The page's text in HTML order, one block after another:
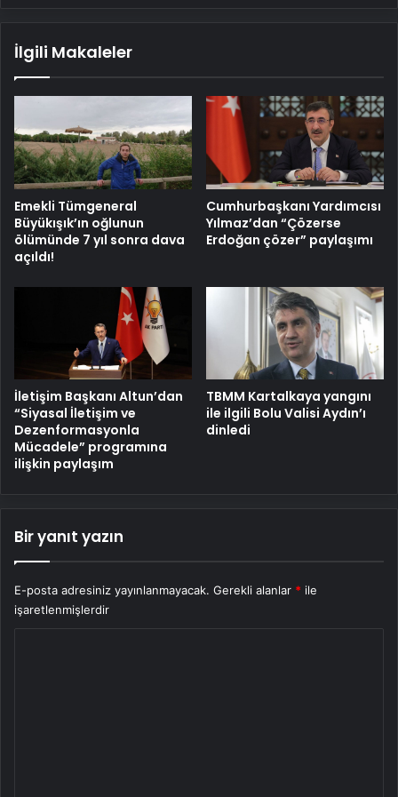
İlgili Makaleler
Emekli Tümgeneral
Büyükışık’ın oğlunun
ölümünde 7 yıl sonra dava
açıldı!
Cumhurbaşkanı Yardımcısı
Yılmaz’dan “Çözerse
Erdoğan çözer” paylaşımı
İletişim Başkanı Altun’dan
“Siyasal İletişim ve
Dezenformasyonla
Mücadele” programına
ilişkin paylaşım
TBMM Kartalkaya yangını
ile ilgili Bolu Valisi Aydın’ı
dinledi
Bir yanıt yazın
E-posta adresiniz yayınlanmayacak. Gerekli alanlar * ile
işaretlenmişlerdir